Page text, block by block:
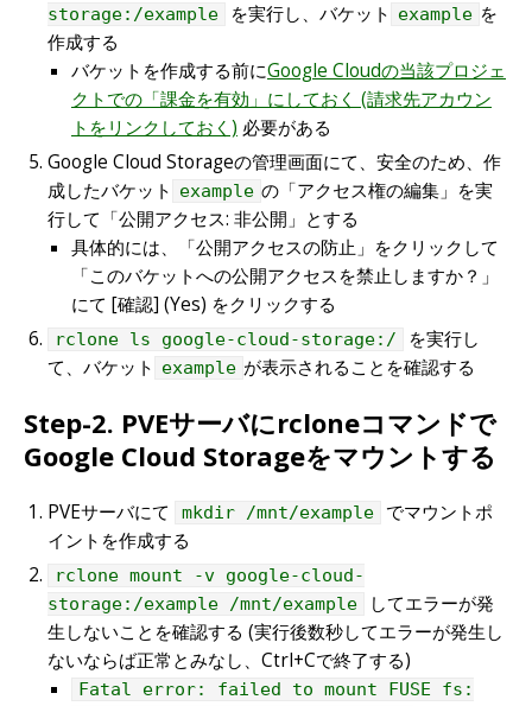
storage:/example
を実行し、バケット example を
作成する
バケットを作成する前にGoogle Cloudの当該プロジェ
クトでの「課金を有効」にしておく (請求先アカウン
トをリンクしておく) 必要がある
Google Cloud Storageの管理画面にて、安全のため、作
成したバケット example の「アクセス権の編集」を実
行して「公開アクセス: 非公開」とする
具体的には、「公開アクセスの防止」をクリックして
「このバケットへの公開アクセスを禁止しますか？」
にて [確認] (Yes) をクリックする
rclone ls google-cloud-storage:/
を実行し
て、バケット example が表示されることを確認する
Step-2. PVEサーバにrcloneコマンドで
Google Cloud Storageをマウントする
PVEサーバにて mkdir /mnt/example
でマウントポ
イントを作成する
rclone mount -v google-cloud-
storage:/example /mnt/example
してエラーが発
生しないことを確認する (実行後数秒してエラーが発生し
ないならば正常とみなし、Ctrl+Cで終了する)
Fatal error: failed to mount FUSE fs: